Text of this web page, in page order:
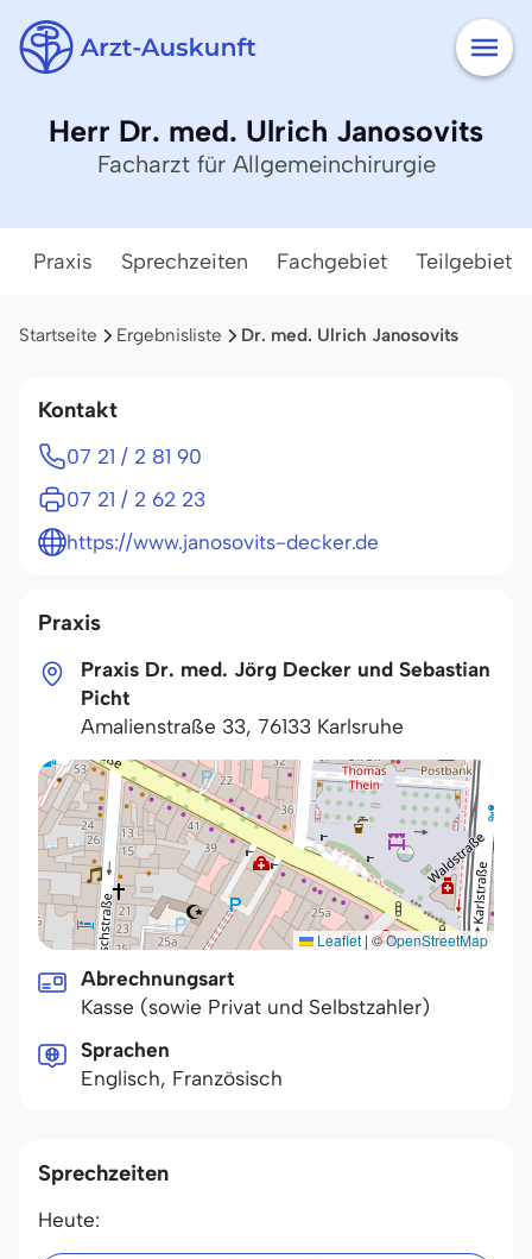
Herr Dr. med. Ulrich Janosovits
Facharzt für Allgemeinchirurgie
Praxis Sprechzeiten Fachgebiet Teilgebiete
Startseite Ergebnisliste Dr. med. Ulrich Janosovits
Praxis
Praxis Dr. med. Jörg Decker und Sebastian
Picht
Amalienstraße 33, 76133 Karlsruhe
Leaflet | ©OpenStreetMap
Abrechnungsart
Kasse (sowie Privat und Selbstzahler)
Sprachen
Englisch, Französisch
Sprechzeiten
Heute:
Kontakt
07 21 / 2 81 90
07 21 / 2 62 23
https://www.janosovits-decker.de